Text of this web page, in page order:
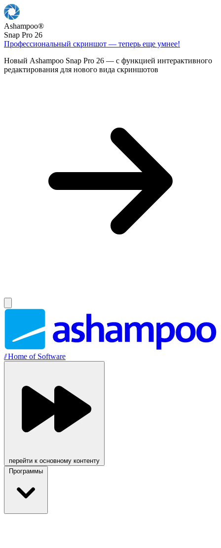
Ashampoo®
Snap Pro 26
Профессиональный скриншот — теперь еще умнее!
Новый Ashampoo Snap Pro 26 — с функцией интерактивного
редактирования для нового вида скриншотов
//Home of Software
перейти к основному контенту
Программы